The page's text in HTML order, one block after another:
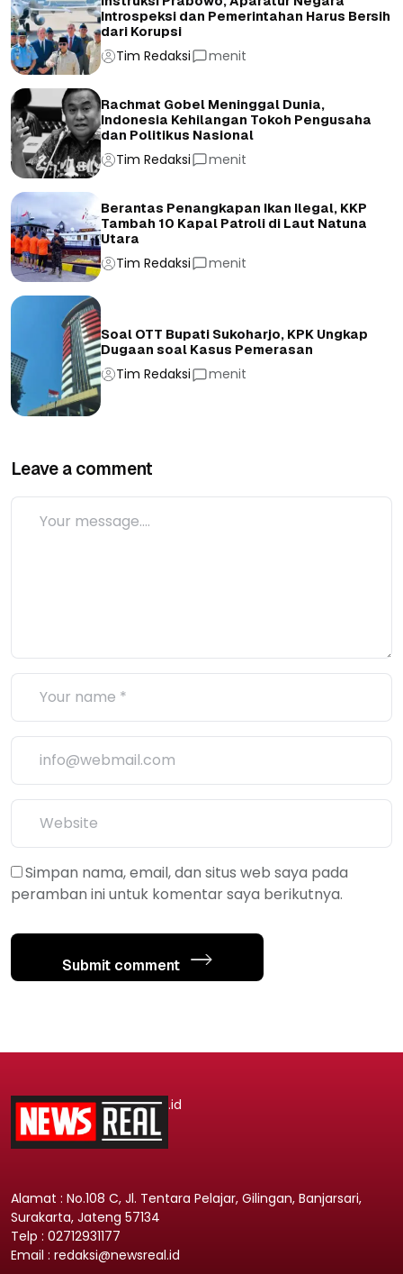
Introspeksi dan Pemerintahan Harus Bersih
dari Korupsi
Tim Redaksi menit
Rachmat Gobel Meninggal Dunia,
Indonesia Kehilangan Tokoh Pengusaha
dan Politikus Nasional
Tim Redaksi menit
Berantas Penangkapan Ikan Ilegal, KKP
Tambah 10 Kapal Patroli di Laut Natuna
Utara
Tim Redaksi menit
Soal OTT Bupati Sukoharjo, KPK Ungkap
Dugaan soal Kasus Pemerasan
Tim Redaksi menit
Leave a comment
Simpan nama, email, dan situs web saya pada
peramban ini untuk komentar saya berikutnya.
Submit comment
.id
Alamat : No.108 C, Jl. Tentara Pelajar, Gilingan, Banjarsari,
Surakarta, Jateng 57134
Telp : 02712931177
Email : redaksi@newsreal.id